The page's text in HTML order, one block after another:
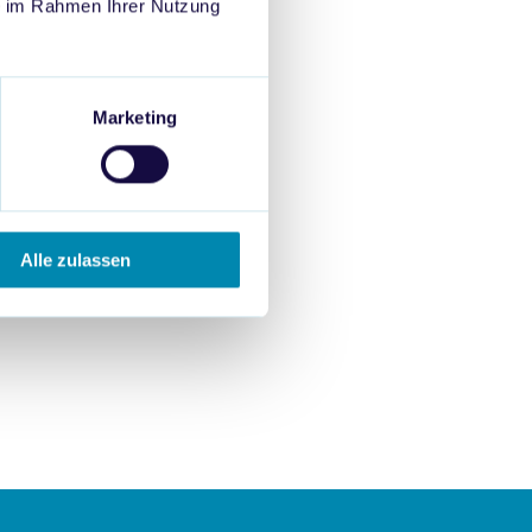
Rahmen Ihrer Nutzung
Marketing
Alle zulassen
Empfehlungen von
in KI-Systemen
Prompt-Szenarien
dieselbe Logik lässt sich